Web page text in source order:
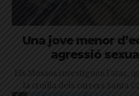
Una jove menor
agressió
Els Mossos investiguen l'atac,
la cruïlla dels carrers Santa